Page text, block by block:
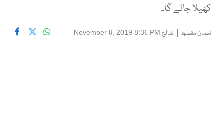
کھیلا جائے گا۔
نعمان مقصود | شائع November 8, 2019 8:36 PM